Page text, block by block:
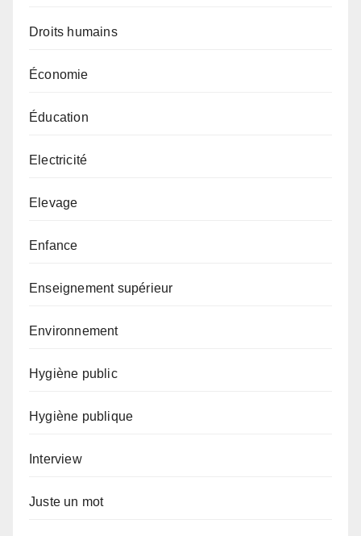
Droits humains
Économie
Éducation
Electricité
Elevage
Enfance
Enseignement supérieur
Environnement
Hygiène public
Hygiène publique
Interview
Juste un mot